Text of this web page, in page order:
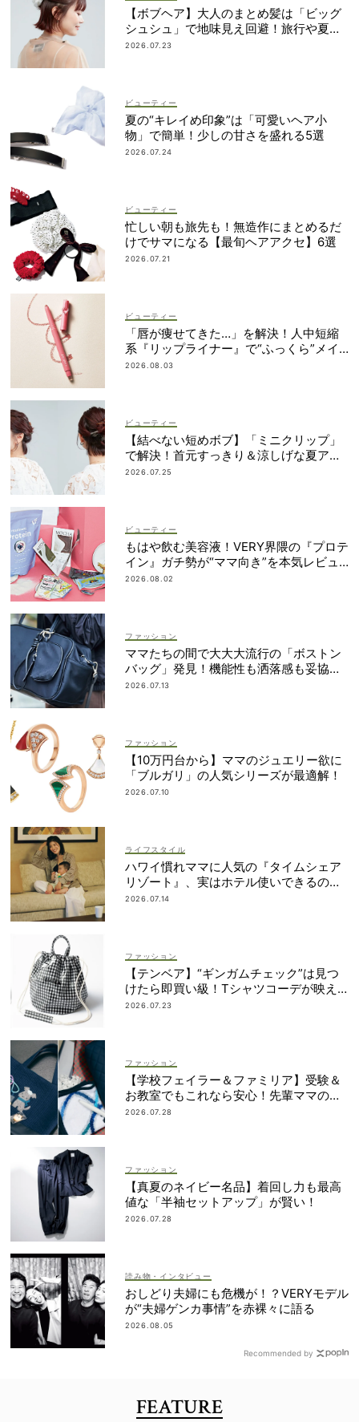
【ボブヘア】大人のまとめ髪は「ビッグ
シュシュ」で地味見え回避！旅行や夏祭
りにも
2026.07.23
ビューティー
夏の“キレイめ印象”は「可愛いヘア小
物」で簡単！少しの甘さを盛れる5選
2026.07.24
ビューティー
忙しい朝も旅先も！無造作にまとめるだ
けでサマになる【最旬ヘアアクセ】6選
2026.07.21
ビューティー
「唇が痩せてきた…」を解決！人中短縮
系『リップライナー』で“ふっくら”メイ
ク
2026.08.03
ビューティー
【結べない短めボブ】「ミニクリップ」
で解決！首元すっきり＆涼しげな夏アレ
ンジ
2026.07.25
ビューティー
もはや飲む美容液！VERY界隈の『プロテ
イン』ガチ勢が“ママ向き”を本気レビュ
ー
2026.08.02
ファッション
ママたちの間で大大大流行の「ボストン
バッグ」発見！機能性も洒落感も妥協し
ない
2026.07.13
ファッション
【10万円台から】ママのジュエリー欲に
「ブルガリ」の人気シリーズが最適解！
2026.07.10
ライフスタイル
ハワイ慣れママに人気の『タイムシェア
リゾート』、実はホテル使いできるの知
ってた？
2026.07.14
ファッション
【テンベア】“ギンガムチェック”は見つ
けたら即買い級！Tシャツコーデが映え
る「夏の相棒バッグ」3選
2026.07.23
ファッション
【学校フェイラー＆ファミリア】受験＆
お教室でもこれなら安心！先輩ママの地
味見えしないネイビー小物
2026.07.28
ファッション
【真夏のネイビー名品】着回し力も最高
値な「半袖セットアップ」が賢い！
2026.07.28
読み物・インタビュー
おしどり夫婦にも危機が！？VERYモデル
が“夫婦ゲンカ事情”を赤裸々に語る
2026.08.05
Recommended by
FEATURE